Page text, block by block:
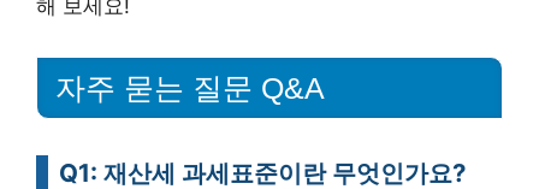
해 보세요!
자주 묻는 질문 Q&A
Q1: 재산세 과세표준이란 무엇인가요?